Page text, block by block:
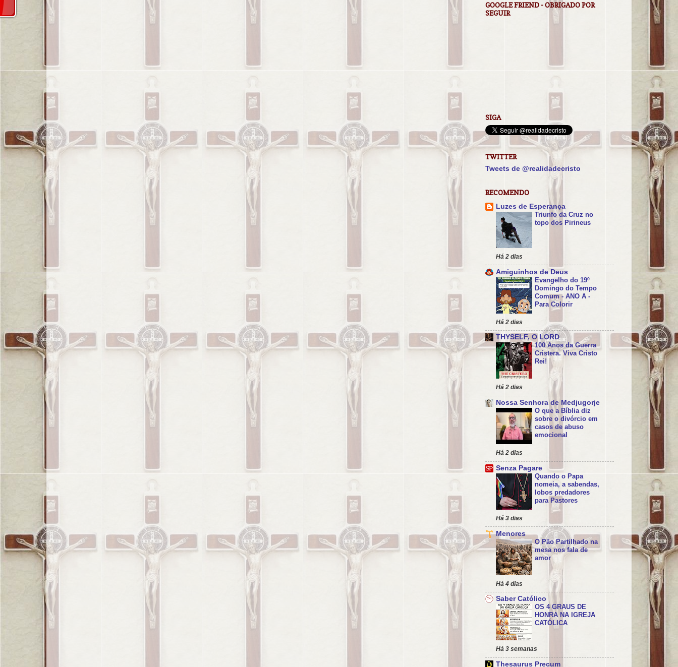
GOOGLE FRIEND - OBRIGADO POR
SEGUIR
SIGA
TWITTER
Tweets de @realidadecristo
RECOMENDO
Luzes de Esperança
Triunfo da Cruz no
topo dos Pirineus
Há 2 dias
Amiguinhos de Deus
Evangelho do 19º
Domingo do Tempo
Comum - ANO A -
Para Colorir
Há 2 dias
THYSELF, O LORD
100 Anos da Guerra
Cristera. Viva Cristo
Rei!
Há 2 dias
Nossa Senhora de Medjugorje
O que a Bíblia diz
sobre o divórcio em
casos de abuso
emocional
Há 2 dias
Senza Pagare
Quando o Papa
nomeia, a sabendas,
lobos predadores
para Pastores
Há 3 dias
Menores
O Pão Partilhado na
mesa nos fala de
amor
Há 4 dias
Saber Católico
OS 4 GRAUS DE
HONRA NA IGREJA
CATÓLICA
Há 3 semanas
Thesaurus Precum